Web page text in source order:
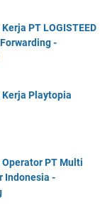
PT LOGISTEED
-
Playtopia
PT Multi
Indonesia -